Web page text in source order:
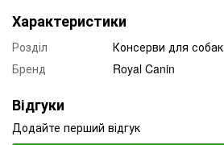
Характеристики
Розділ
Консерви для собак
Бренд
Royal Canin
Відгуки
Додайте перший відгук